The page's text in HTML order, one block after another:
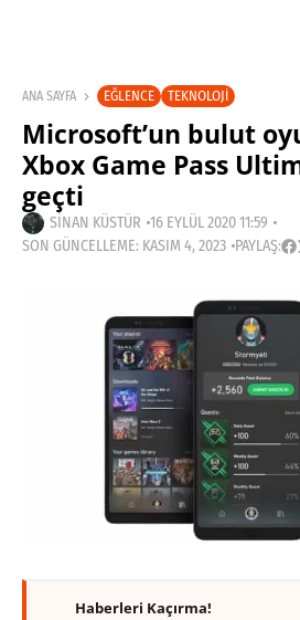
ANA SAYFA EĞLENCE TEKNOLOJI
Microsoft’un bulut
Xbox Game Pass
geçti
SINAN KÜSTÜR 16 EYLÜL 2020 11:59
SON GÜNCELLEME: KASIM 4, 2023 PAYLAŞ:
Haberleri Kaçırma!